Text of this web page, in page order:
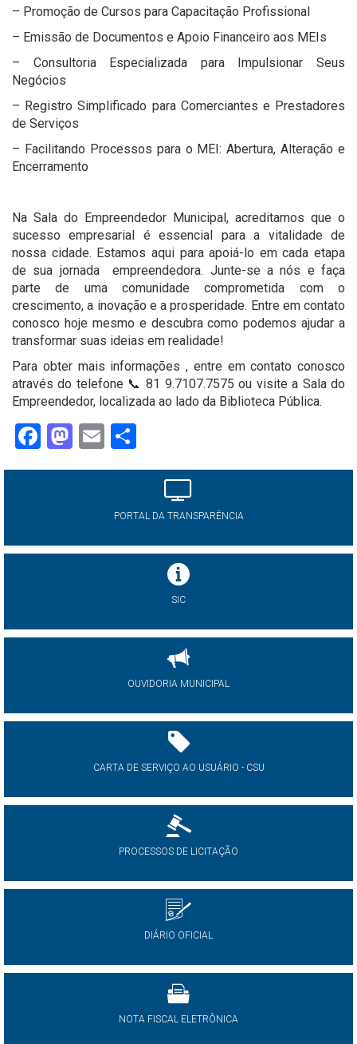
– Promoção de Cursos para Capacitação Profissional
– Emissão de Documentos e Apoio Financeiro aos MEIs
– Consultoria Especializada para Impulsionar Seus
Negócios
– Registro Simplificado para Comerciantes e Prestadores
de Serviços
– Facilitando Processos para o MEI: Abertura, Alteração e
Encerramento
Na Sala do Empreendedor Municipal, acreditamos que o
sucesso empresarial é essencial para a vitalidade de
nossa cidade. Estamos aqui para apoiá-lo em cada etapa
de sua jornada empreendedora. Junte-se a nós e faça
parte de uma comunidade comprometida com o
crescimento, a inovação e a prosperidade. Entre em contato
conosco hoje mesmo e descubra como podemos ajudar a
transformar suas ideias em realidade!
Para obter mais informações , entre em contato conosco
através do telefone 📞 81 9.7107.7575 ou visite a Sala do
Empreendedor, localizada ao lado da Biblioteca Pública.
Facebook
Mastodon
Email
PORTAL DA TRANSPARÊNCIA
SIC
OUVIDORIA MUNICIPAL
CARTA DE SERVIÇO AO USUÁRIO - CSU
PROCESSOS DE LICITAÇÃO
DIÁRIO OFICIAL
NOTA FISCAL ELETRÔNICA